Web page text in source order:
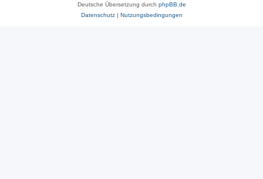
Deutsche Übersetzung durch phpBB.de
Datenschutz| Nutzungsbedingungen